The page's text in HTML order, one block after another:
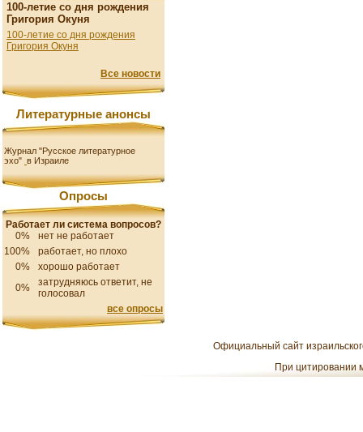
100-летие со дня рождения
Григория Окуня
100-летие со дня рождения
Григория Окуня
Все новости
Литературные анонсы
Журнал "Русское литературное
эхо" в Израиле
Опросы
Работает ли система вопросов?
0%
нет не работает
100%
работает, но плохо
0%
хорошо работает
0%
затрудняюсь ответит, не
голосовал
все опросы
Официальный сайт
При цитировании